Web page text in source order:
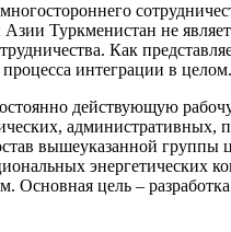
Туркменистан не
Как
интеграции в целом.
действующую
вышеуказанной
энергетических
Основная цель –